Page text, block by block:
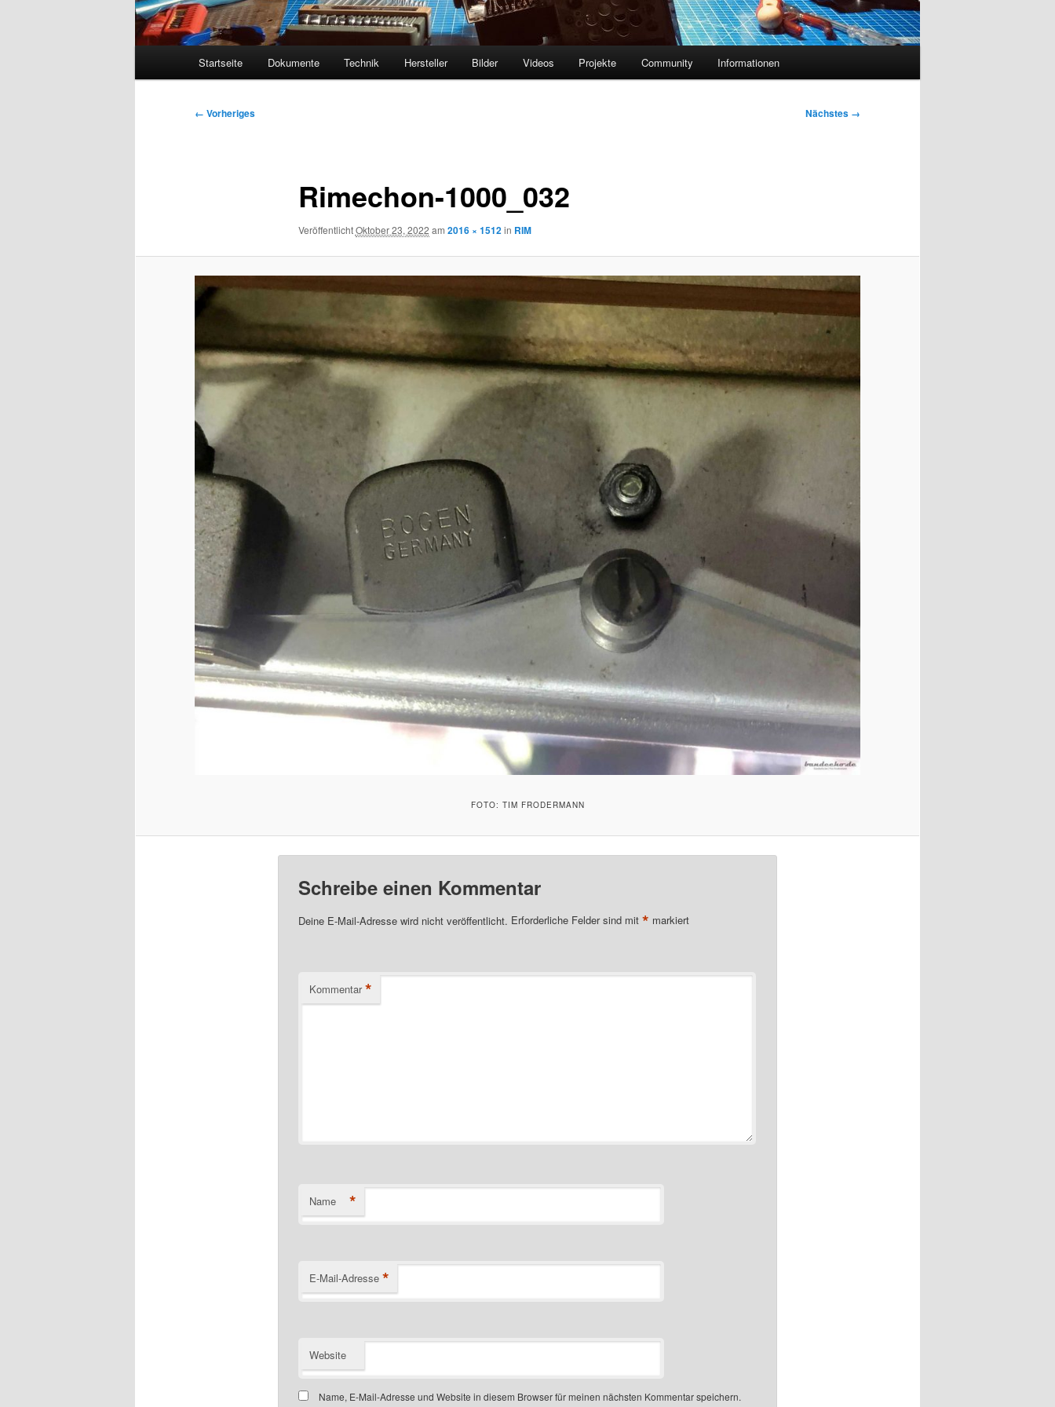
Startseite Dokumente Technik Hersteller Bilder Videos Projekte Community Informationen
Bilder-
← Vorheriges Nächstes →
Rimechon-1000_032
VeröffentlichtOktober 23, 2022 am 2016 × 1512in RIM
FOTO: TIM FRODERMANN
Schreibe einen Kommentar
Deine E-Mail-Adresse wird nicht veröffentlicht. Erforderliche Felder sind mit * markiert
Kommentar *
Name *
E-Mail-Adresse *
Website
Name, E-Mail-Adresse und Website in diesem Browser für meinen nächsten Kommentar speichern.